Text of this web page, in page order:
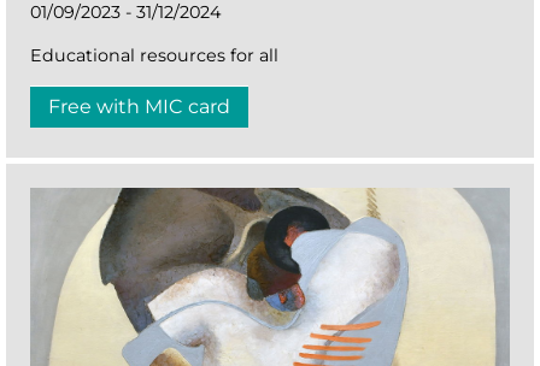
01/09/2023 - 31/12/2024
Educational resources for all
Free with MIC card